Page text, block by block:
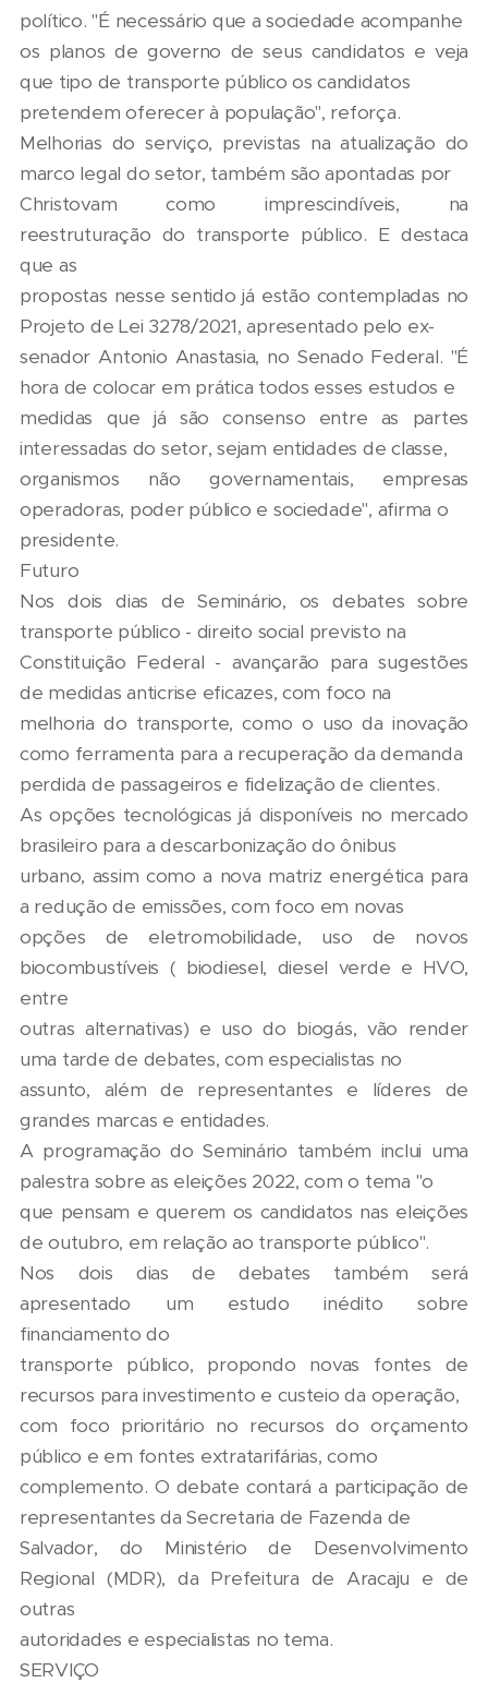
político. "É necessário que a sociedade acompanhe
os planos de governo de seus candidatos e veja
que tipo de transporte público os candidatos
pretendem oferecer à população", reforça.
Melhorias do serviço, previstas na atualização do
marco legal do setor, também são apontadas por
Christovam como imprescindíveis, na
reestruturação do transporte público. E destaca
que as
propostas nesse sentido já estão contempladas no
Projeto de Lei 3278/2021, apresentado pelo ex-
senador Antonio Anastasia, no Senado Federal. "É
hora de colocar em prática todos esses estudos e
medidas que já são consenso entre as partes
interessadas do setor, sejam entidades de classe,
organismos não governamentais, empresas
operadoras, poder público e sociedade", afirma o
presidente.
Futuro
Nos dois dias de Seminário, os debates sobre
transporte público - direito social previsto na
Constituição Federal - avançarão para sugestões
de medidas anticrise eficazes, com foco na
melhoria do transporte, como o uso da inovação
como ferramenta para a recuperação da demanda
perdida de passageiros e fidelização de clientes.
As opções tecnológicas já disponíveis no mercado
brasileiro para a descarbonização do ônibus
urbano, assim como a nova matriz energética para
a redução de emissões, com foco em novas
opções de eletromobilidade, uso de novos
biocombustíveis ( biodiesel, diesel verde e HVO,
entre
outras alternativas) e uso do biogás, vão render
uma tarde de debates, com especialistas no
assunto, além de representantes e líderes de
grandes marcas e entidades.
A programação do Seminário também inclui uma
palestra sobre as eleições 2022, com o tema "o
que pensam e querem os candidatos nas eleições
de outubro, em relação ao transporte público".
Nos dois dias de debates também será
apresentado um estudo inédito sobre
financiamento do
transporte público, propondo novas fontes de
recursos para investimento e custeio da operação,
com foco prioritário no recursos do orçamento
público e em fontes extratarifárias, como
complemento. O debate contará a participação de
representantes da Secretaria de Fazenda de
Salvador, do Ministério de Desenvolvimento
Regional (MDR), da Prefeitura de Aracaju e de
outras
autoridades e especialistas no tema.
SERVIÇO